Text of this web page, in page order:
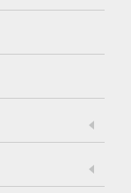
（オーラルケア）